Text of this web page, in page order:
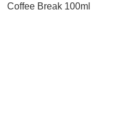
Coffee Break 100ml